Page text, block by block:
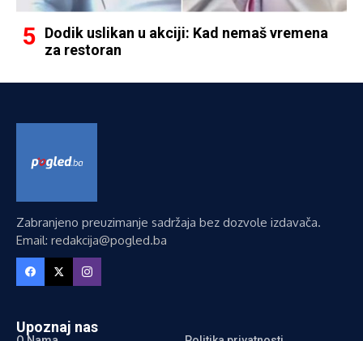
Dodik uslikan u akciji: Kad nemaš vremena
za restoran
Zabranjeno preuzimanje sadržaja bez dozvole izdavača.
Email: redakcija@pogled.ba
Upoznaj nas